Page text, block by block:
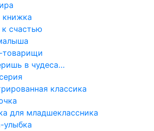
счастью
товарищи
в чудеса…
классика
для младшеклассника
улыбка